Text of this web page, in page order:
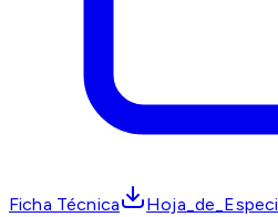
Ficha Técnica